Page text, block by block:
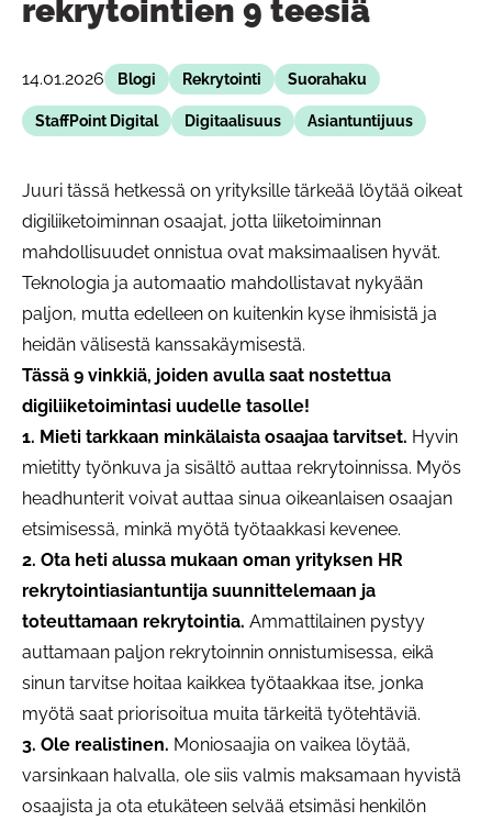
rekrytointien 9 teesiä
14.01.2026 Blogi Rekrytointi Suorahaku
StaffPoint Digital Digitaalisuus Asiantuntijuus
Juuri tässä hetkessä on yrityksille tärkeää löytää oikeat
digiliiketoiminnan osaajat, jotta liiketoiminnan
mahdollisuudet onnistua ovat maksimaalisen hyvät.
Teknologia ja automaatio mahdollistavat nykyään
paljon, mutta edelleen on kuitenkin kyse ihmisistä ja
heidän välisestä kanssakäymisestä.
Tässä 9 vinkkiä, joiden avulla saat nostettua
digiliiketoimintasi uudelle tasolle!
1. Mieti tarkkaan minkälaista osaajaa tarvitset. Hyvin
mietitty työnkuva ja sisältö auttaa rekrytoinnissa. Myös
headhunterit voivat auttaa sinua oikeanlaisen osaajan
etsimisessä, minkä myötä työtaakkasi kevenee.
2. Ota heti alussa mukaan oman yrityksen HR
rekrytointiasiantuntija suunnittelemaan ja
toteuttamaan rekrytointia. Ammattilainen pystyy
auttamaan paljon rekrytoinnin onnistumisessa, eikä
sinun tarvitse hoitaa kaikkea työtaakkaa itse, jonka
myötä saat priorisoitua muita tärkeitä työtehtäviä.
3. Ole realistinen. Moniosaajia on vaikea löytää,
varsinkaan halvalla, ole siis valmis maksamaan hyvistä
osaajista ja ota etukäteen selvää etsimäsi henkilön